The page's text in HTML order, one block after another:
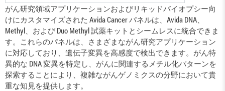
がん研究領域アプリケーションおよびリキッドバイオプシー向
けにカスタマイズされた Avida Cancer パネルは、Avida DNA、
Methyl、および Duo Methyl 試薬キットとシームレスに統合できま
す。これらのパネルは、さまざまながん研究アプリケーション
に対応しており、遺伝子変異を高感度で検出できます。がん特
異的な DNA 変異を特定し、がんに関連するメチル化パターンを
探索することにより、複雑ながんゲノミクスの分野において貴
重な知見を提供します。